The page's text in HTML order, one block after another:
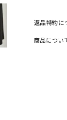
返品特約に
商品につい